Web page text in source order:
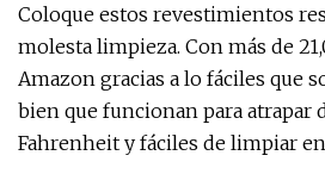
Coloque estos revestimientos
molesta limpieza. Con más de
Amazon gracias a lo fáciles que
bien que funcionan para atrapar
Fahrenheit y fáciles de limpiar